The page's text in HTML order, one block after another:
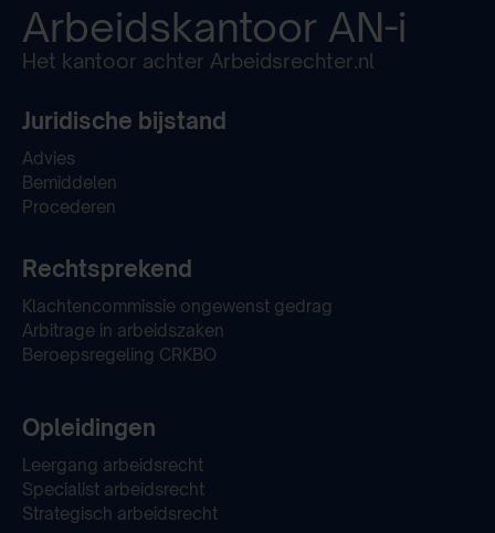
Arbeidskantoor AN-i
Het kantoor achter Arbeidsrechter.nl
Juridische bijstand
Advies
Bemiddelen
Procederen
Rechtsprekend
Klachtencommissie ongewenst gedrag
Arbitrage in arbeidszaken
Beroepsregeling CRKBO
Opleidingen
Leergang arbeidsrecht
Specialist arbeidsrecht
Strategisch arbeidsrecht